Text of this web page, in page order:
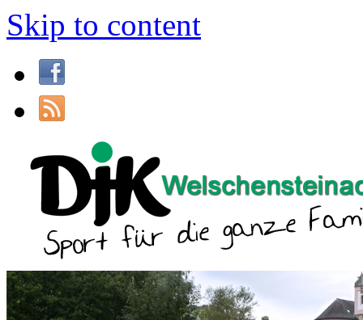
Skip to content